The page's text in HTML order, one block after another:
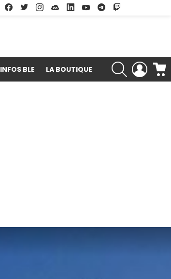
Facebook
TwitterInstagramSoundcloud
LinkedinYoutubeGoogle Play
INFOS BLE LA BOUTIQUE
RECHERCHE
LOGIN